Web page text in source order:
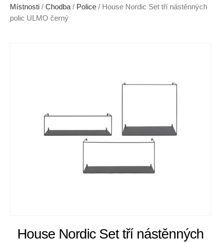
Místnosti / Chodba / Police / House Nordic Set tří nástěnných
polic ULMO černý
House Nordic Set tří nástěnných